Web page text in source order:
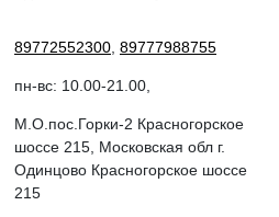
89772552300, 89777988755
пн-вс: 10.00-21.00,
М.О.пос.Горки-2 Красногорское
шоссе 215, Московская обл г.
Одинцово Красногорское шоссе
215